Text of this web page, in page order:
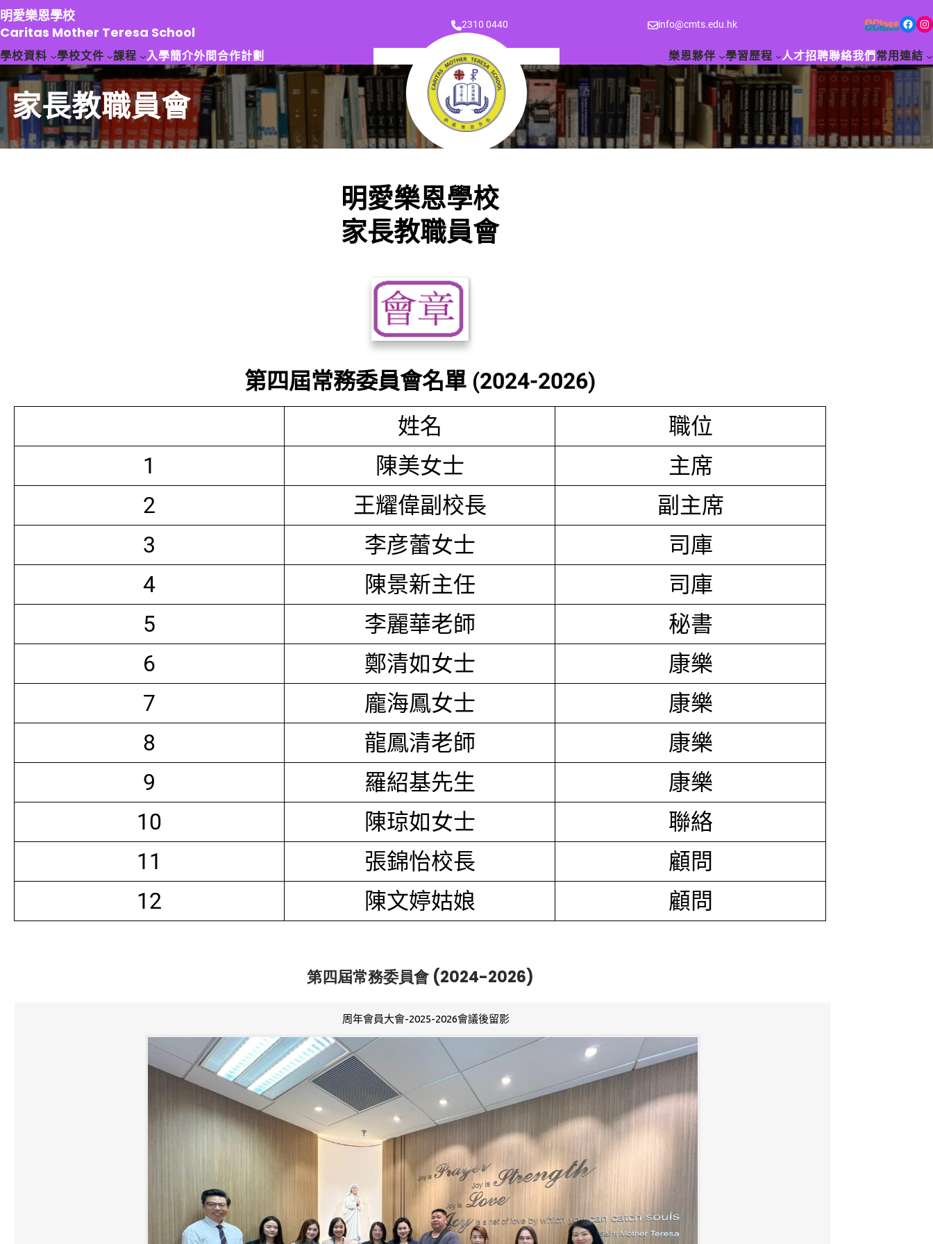
跳
至
主
要
容
明愛樂恩學校
Caritas Mother Teresa School
2310 0440 info@cmts.edu.hk Facebook Instagram
學校資料 學校文件 課程 入學簡介外間合作計劃 樂恩夥伴 學習歷程 人才招聘聯絡我們 常用連結
家長教職員會
明愛樂恩學校
家長教職員會
第四屆常務委員會名單 (2024-2026)
姓名
職位
1
陳美女士
主席
2
王耀偉副校長
副主席
3
李彦蕾女士
司庫
4
陳景新主任
司庫
5
李麗華老師
秘書
6
鄭清如女士
康樂
7
龐海鳳女士
康樂
8
龍鳳清老師
康樂
9
羅紹基先生
康樂
10
陳琼如女士
聯絡
11
張錦怡校長
顧問
12
陳文婷姑娘 顧問
第四屆常務委員會 (2024-2026)
周年會員大會-2025-2026會議後留影